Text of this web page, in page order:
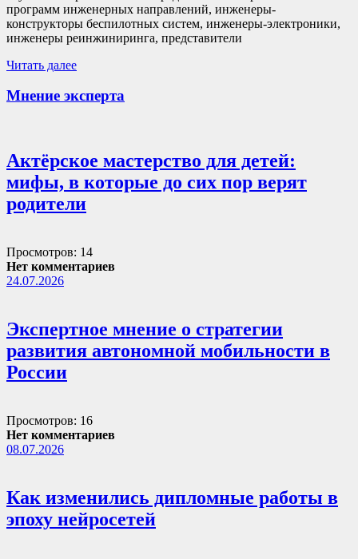
программ инженерных направлений, инженеры-
конструкторы беспилотных систем, инженеры-электроники,
инженеры реинжиниринга, представители
Читать далее
Мнение эксперта
Актёрское мастерство для детей:
мифы, в которые до сих пор верят
родители
Просмотров: 14
Нет комментариев
24.07.2026
Экспертное мнение о стратегии
развития автономной мобильности в
России
Просмотров: 16
Нет комментариев
08.07.2026
Как изменились дипломные работы в
эпоху нейросетей